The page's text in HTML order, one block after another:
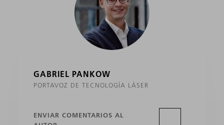
GABRIEL PANKOW
PORTAVOZ DE TECNOLOGÍA LÁSER
ENVIAR COMENTARIOS AL